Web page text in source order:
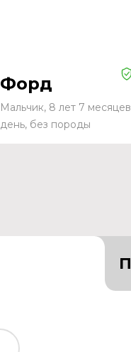
Форд
Мальчик, 8 лет 7 месяцев
день, без породы